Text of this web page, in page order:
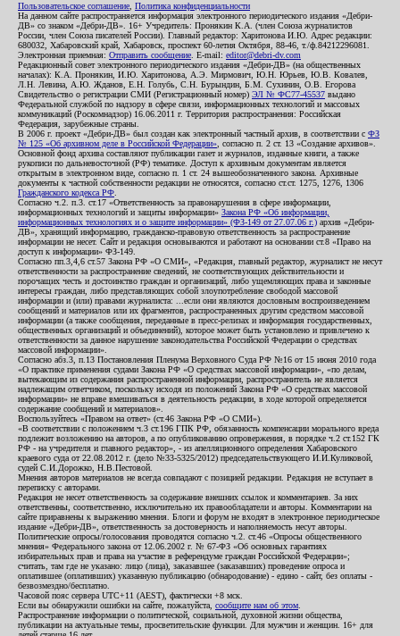
Пользовательское соглашение Политика конфиденциальности
На данном сайте распространяется информация электронного периодического издания «Дебри-
ДВ» со знаком «Дебри-ДВ». 16+ Учредитель: Пронякин К.А. (член Союза журналистов
России, член Союза писателей России). Главный редактор: Харитонова И.Ю. Адрес редакции:
680032, Хабаровский край, Хабаровск, проспект 60-летия Октября, 88-46, т./ф.84212296081.
Электронная приемная: Отправить сообщение . E-mail: editor@debri-dv.com
Редакционный совет электронного периодического издания «Дебри-ДВ» (на общественных
началах): К.А. Пронякин, И.Ю. Харитонова, А.Э. Мирмович, Ю.Н. Юрьев, Ю.В. Ковалев,
Л.Н. Левина, А.Ю. Жданов, Е.Н. Голубь, С.Н. Бурындин, Б.М. Сухинин, О.В. Егорова
Свидетельство о регистрации СМИ (Регистрационный номер) ЭЛ № ФС77-45537 выдано
Федеральной службой по надзору в сфере связи, информационных технологий и массовых
коммуникаций (Роскомнадзор) 16.06.2011 г. Территория распространения: Российская
Федерация, зарубежные страны.
В 2006 г. проект «Дебри-ДВ» был создан как электронный частный архив, в соответствии с ФЗ
№ 125 «Об архивном деле в Российской Федерации» , согласно п. 2 ст. 13 «Создание архивов».
Основной фонд архива составляют публикации газет и журналов, изданные книги, а также
рукописи по дальневосточной (РФ) тематике. Доступ к архивным документам является
открытым в электронном виде, согласно п. 1 ст. 24 вышеобозначенного закона. Архивные
документы к частной собственности редакции не относятся, согласно ст.ст. 1275, 1276, 1306
Гражданского кодекса РФ
Согласно ч.2. п.3. ст.17 «Ответственность за правонарушения в сфере информации,
информационных технологий и защиты информации» Закона РФ «Об информации,
информационных технологиях и о защите информации» (ФЗ-149 от 27.07.06 г.) архив «Дебри-
ДВ», хранящий информацию, гражданско-правовую ответственность за распространение
информации не несет. Сайт и редакция основываются и работают на основании ст.8 «Право на
доступ к информации» ФЗ-149.
Согласно пп.3,4,6 ст.57 Закона РФ «О СМИ», «Редакция, главный редактор, журналист не несут
ответственности за распространение сведений, не соответствующих действительности и
порочащих честь и достоинство граждан и организаций, либо ущемляющих права и законные
интересы граждан, либо представляющих собой злоупотребление свободой массовой
информации и (или) правами журналиста: ...если они являются дословным воспроизведением
сообщений и материалов или их фрагментов, распространенных другим средством массовой
информации (а также сообщения, переданные в пресс-релизах и информация государственных,
общественных организаций и объединений), которое может быть установлено и привлечено к
ответственности за данное нарушение законодательства Российской Федерации о средствах
массовой информации».
Согласно абз.3, п.13 Постановления Пленума Верховного Суда РФ №16 от 15 июня 2010 года
«О практике применения судами Закона РФ «О средствах массовой информации», «по делам,
вытекающим из содержания распространенной информации, распространитель не является
надлежащим ответчиком, поскольку исходя из положений Закона РФ «О средствах массовой
информации» не вправе вмешиваться в деятельность редакции, в ходе которой определяется
содержание сообщений и материалов».
Воспользуйтесь «Правом на ответ» (ст.46 Закона РФ «О СМИ»).
«В соответствии с положением ч.3 ст.196 ГПК РФ, обязанность компенсации морального вреда
подлежит возложению на авторов, а по опубликованию опровержения, в порядке ч.2 ст.152 ГК
РФ - на учредителя и главного редактор», - из апелляционного определения Хабаровского
краевого суда от 22.08.2012 г. (дело №33-5325/2012) председательствующего И.И.Куликовой,
судей С.И.Дорожко, Н.В.Пестовой.
Мнения авторов материалов не всегда совпадают с позицией редакции. Редакция не вступает в
переписку с авторами.
Редакция не несет ответственность за содержание внешних ссылок и комментариев. За них
ответственны, соответственно, исключительно их правообладатели и авторы. Комментарии на
сайте приравнены к выражению мнения. Блоги и форум не входят в электронное периодическое
издание «Дебри-ДВ», ответственность за достоверность и наполняемость несут авторы.
Политические опросы/голосования проводятся согласно ч.2. ст.46 «Опросы общественного
мнения» Федерального закона от 12.06.2002 г. № 67-ФЗ «Об основных гарантиях
избирательных прав и права на участие в референдуме граждан Российской Федерации»;
считать, там где не указано: лицо (лица), заказавшее (заказавших) проведение опроса и
оплатившее (оплативших) указанную публикацию (обнародование) - едино - сайт, без оплаты -
безвозмездно/бесплатно.
Часовой пояс сервера UTC+11 (AEST), фактически +8 мск.
Если вы обнаружили ошибки на сайте, пожалуйста, сообщите нам об этом
Распространение информации о политической, социальной, духовной жизни общества,
публикации на актуальные темы, просветительские функции. Для мужчин и женщин. 16+ для